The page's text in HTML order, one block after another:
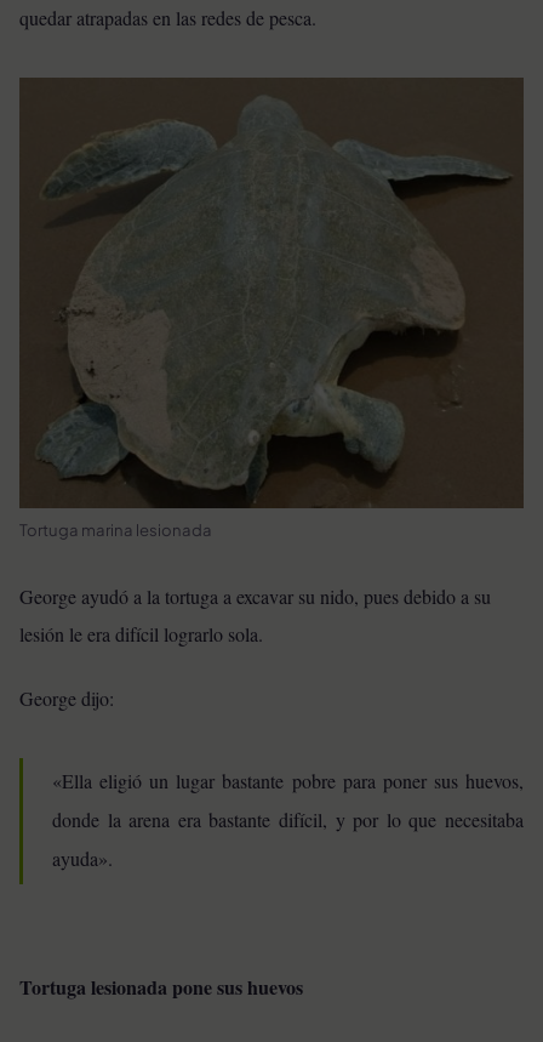
quedar atrapadas en las redes de pesca.
Tortuga marina lesionada
George ayudó a la tortuga a excavar su nido, pues debido a su
lesión le era difícil lograrlo sola.
George dijo:
«Ella eligió un lugar bastante pobre para poner sus huevos,
donde la arena era bastante difícil, y por lo que necesitaba
ayuda».
Tortuga lesionada pone sus huevos